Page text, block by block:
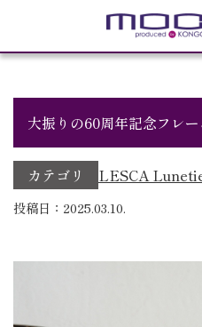
大振りの60周年記念フ
カテゴリ LESCA
投稿日：2025.03.10.